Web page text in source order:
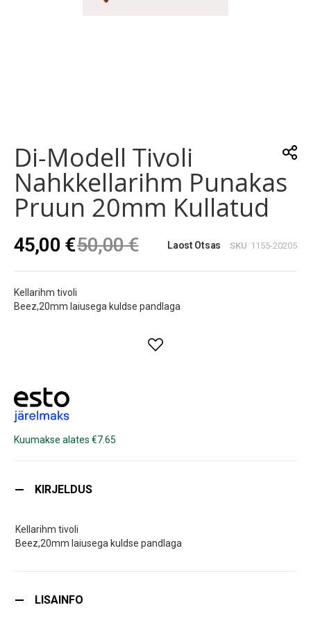
beginning
of
the
images
gallery
Di-Modell Tivoli
Nahkkellarihm Punakas
Pruun 20mm Kullatud
45,00 €50,00 € Laost Otsas SKU 1155-20205
Kellarihm tivoli
Beez,20mm laiusega kuldse pandlaga
Kuumakse alates €7.65
KIRJELDUS
Kellarihm tivoli
Beez,20mm laiusega kuldse pandlaga
LISAINFO